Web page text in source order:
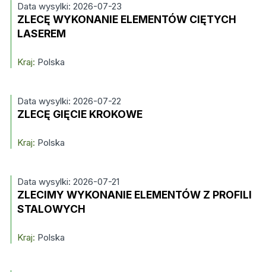
Data wysylki: 2026-07-23
ZLECĘ WYKONANIE ELEMENTÓW CIĘTYCH
LASEREM
Kraj: Polska
Data wysylki: 2026-07-22
ZLECĘ GIĘCIE KROKOWE
Kraj: Polska
Data wysylki: 2026-07-21
ZLECIMY WYKONANIE ELEMENTÓW Z PROFILI
STALOWYCH
Kraj: Polska